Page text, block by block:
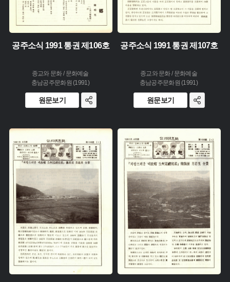
공주소식 1991 통권 제106호
종교와 문화 / 문화예술
충남공주문화원 (1991)
원문보기
공주소식 1991 통권 제107호
종교와 문화 / 문화예술
충남공주문화원 (1991)
원문보기
주제 :
유형 :
소장 :
주제 :
유형 :
생산 :
소장 :